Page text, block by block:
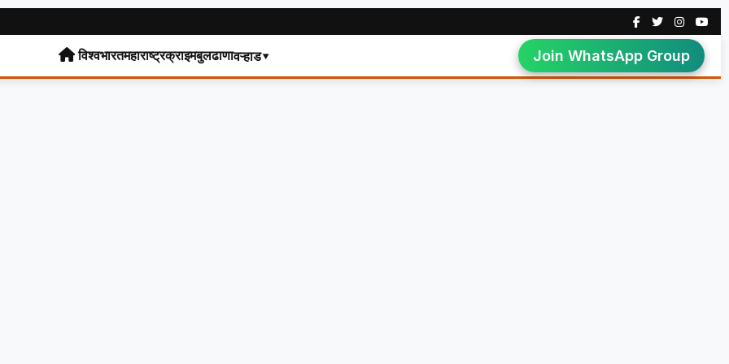
विश्वभारतमहाराष्ट्रक्राइमबुलढाणावऱ्हाड▾ Join WhatsApp Group